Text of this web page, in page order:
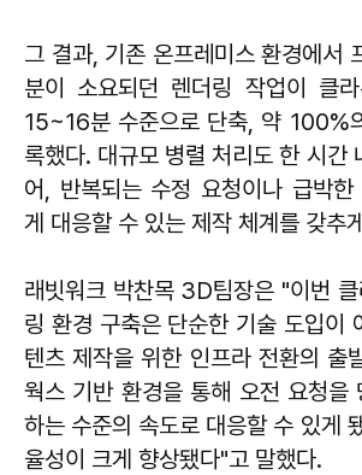
그 결과, 기존 온프레미스 환경에서
분이 소요되던 렌더링 작업이 클
15~16분 수준으로 단축, 약 100%
록했다. 대규모 병렬 처리도 한 시간
어, 반복되는 수정 요청이나 급박
게 대응할 수 있는 제작 체계를 갖추
래빗워크 박찬목 3D팀장은 "이번
링 환경 구축은 단순한 기술 도입이
텐츠 제작을 위한 인프라 전환의 출
웍스 기반 환경을 통해 오전 요청을
하는 수준의 속도로 대응할 수 있게
율성이 크게 향상됐다"고 말했다.